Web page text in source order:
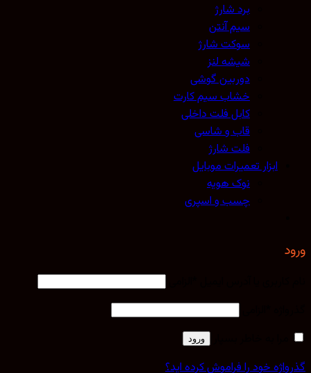
برد شارژ
سیم آنتن
سوکت شارژ
شیشه لنز
دوربین گوشی
خشاب سیم کارت
کابل فلت داخلی
قاب و شاسی
فلت شارژ
ابزار تعمیرات موبایل
نوک هویه
چسب و اسپری
مرا به خاطر بسپار
خود را فراموش کرده اید؟